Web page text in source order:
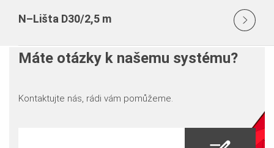
N–Lišta D30/2,5 m
Máte otázky k našemu systému?
Kontaktujte nás, rádi vám pomůžeme.